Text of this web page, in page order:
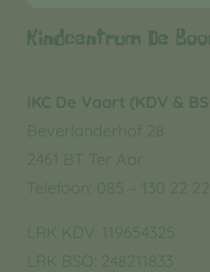
Kindcentrum De
IKC De Vaart (KDV &
Beverlanderhof 28
2461 BT Ter Aar
Telefoon: 085 – 130 22 22
LRK KDV: 119654325
LRK BSO: 248211833